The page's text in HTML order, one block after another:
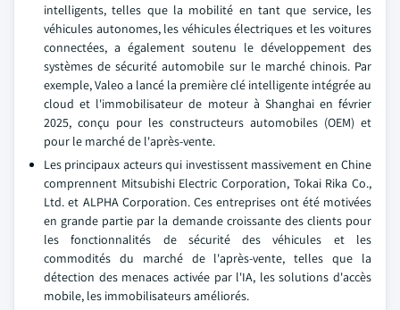
intelligents, telles que la mobilité en tant que service, les
véhicules autonomes, les véhicules électriques et les voitures
connectées, a également soutenu le développement des
systèmes de sécurité automobile sur le marché chinois. Par
exemple, Valeo a lancé la première clé intelligente intégrée au
cloud et l'immobilisateur de moteur à Shanghai en février
2025, conçu pour les constructeurs automobiles (OEM) et
pour le marché de l'après-vente.
Les principaux acteurs qui investissent massivement en Chine
comprennent Mitsubishi Electric Corporation, Tokai Rika Co.,
Ltd. et ALPHA Corporation. Ces entreprises ont été motivées
en grande partie par la demande croissante des clients pour
les fonctionnalités de sécurité des véhicules et les
commodités du marché de l'après-vente, telles que la
détection des menaces activée par l'IA, les solutions d'accès
mobile, les immobilisateurs améliorés.